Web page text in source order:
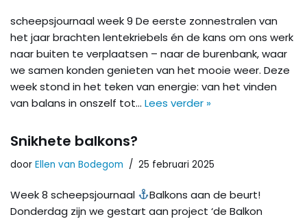
scheepsjournaal week 9 De eerste zonnestralen van
het jaar brachten lentekriebels én de kans om ons werk
naar buiten te verplaatsen – naar de burenbank, waar
we samen konden genieten van het mooie weer. Deze
week stond in het teken van energie: van het vinden
van balans in onszelf tot… Lees verder »
Snikhete balkons?
door Ellen van Bodegom 25 februari 2025
Week 8 scheepsjournaal
Balkons aan de beurt!
Donderdag zijn we gestart aan project ‘de Balkon